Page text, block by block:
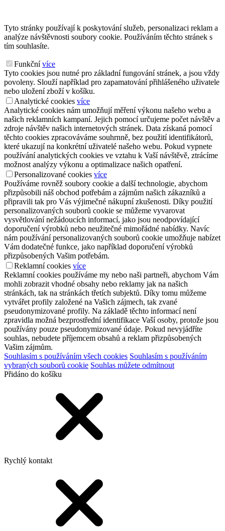
Tyto stránky používají k poskytování služeb, personalizaci reklam a
analýze návštěvnosti soubory cookie. Používáním těchto stránek s
tím souhlasíte.
Funkční více
Tyto cookies jsou nutné pro základní fungování stránek, a jsou vždy
povoleny. Slouží například pro zapamatování přihlášeného uživatele
nebo uložení zboží v košíku.
Analytické cookies více
Analytické cookies nám umožňují měření výkonu našeho webu a
našich reklamních kampaní. Jejich pomocí určujeme počet návštěv a
zdroje návštěv našich internetových stránek. Data získaná pomocí
těchto cookies zpracováváme souhrnně, bez použití identifikátorů,
které ukazují na konkrétní uživatelé našeho webu. Pokud vypnete
používání analytických cookies ve vztahu k Vaší návštěvě, ztrácíme
možnost analýzy výkonu a optimalizace našich opatření.
Personalizované cookies více
Používáme rovněž soubory cookie a další technologie, abychom
přizpůsobili náš obchod potřebám a zájmům našich zákazníků a
připravili tak pro Vás výjimečné nákupní zkušenosti. Díky použití
personalizovaných souborů cookie se můžeme vyvarovat
vysvětlování nežádoucích informací, jako jsou neodpovídající
doporučení výrobků nebo neužitečné mimořádné nabídky. Navíc
nám používání personalizovaných souborů cookie umožňuje nabízet
Vám dodatečné funkce, jako například doporučení výrobků
přizpůsobených Vašim potřebám.
Reklamní cookies více
Reklamní cookies používáme my nebo naši partneři, abychom Vám
mohli zobrazit vhodné obsahy nebo reklamy jak na našich
stránkách, tak na stránkách třetích subjektů. Díky tomu můžeme
vytvářet profily založené na Vašich zájmech, tak zvané
pseudonymizované profily. Na základě těchto informací není
zpravidla možná bezprostřední identifikace Vaší osoby, protože jsou
používány pouze pseudonymizované údaje. Pokud nevyjádříte
souhlas, nebudete příjemcem obsahů a reklam přizpůsobených
Vašim zájmům.
Souhlasím s používáním všech cookies Souhlasím s používáním
vybraných souborů cookie Souhlas můžete odmítnout
Přidáno do košíku
Rychlý kontakt